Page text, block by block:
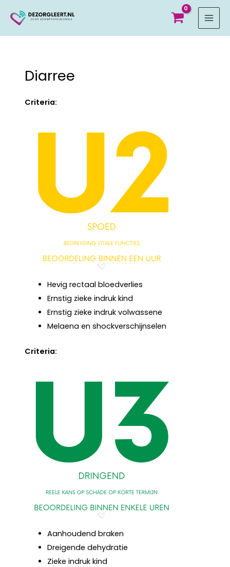
Diarree
Criteria:
Hevig rectaal bloedverlies
Ernstig zieke indruk kind
Ernstig zieke indruk volwassene
Melaena en shockverschijnselen
Criteria:
Aanhoudend braken
Dreigende dehydratie
Zieke indruk kind